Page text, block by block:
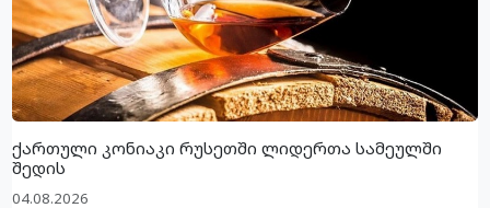
ქართული კონიაკი რუსეთში ლიდერთა სამეულში
შედის
04.08.2026